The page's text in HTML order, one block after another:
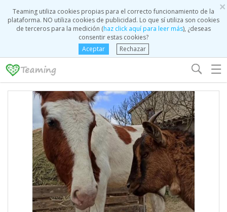
×
Teaming utiliza cookies propias para el correcto funcionamiento de la
plataforma. NO utiliza cookies de publicidad. Lo que sí utiliza son cookies
de terceros para la medición (haz click aquí para leer más), ¿deseas
consentir estas cookies?
Aceptar
Rechazar
☰